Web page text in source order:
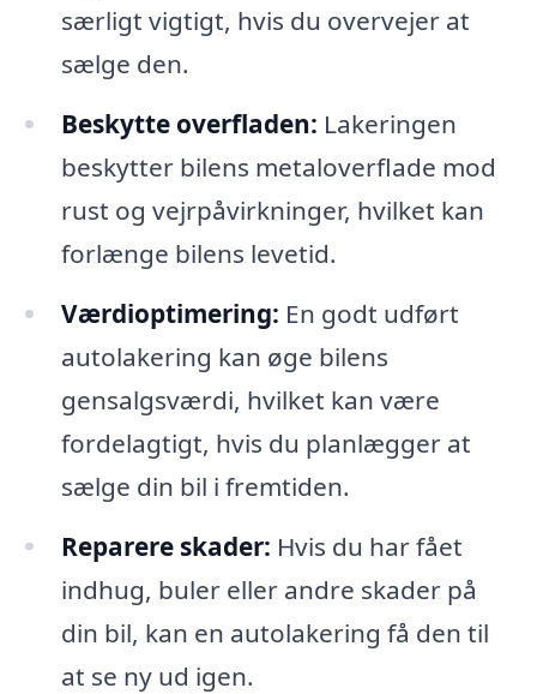
særligt vigtigt, hvis du overvejer at
sælge den.
Beskytte overfladen: Lakeringen
beskytter bilens metaloverflade mod
rust og vejrpåvirkninger, hvilket kan
forlænge bilens levetid.
Værdioptimering: En godt udført
autolakering kan øge bilens
gensalgsværdi, hvilket kan være
fordelagtigt, hvis du planlægger at
sælge din bil i fremtiden.
Reparere skader: Hvis du har fået
indhug, buler eller andre skader på
din bil, kan en autolakering få den til
at se ny ud igen.